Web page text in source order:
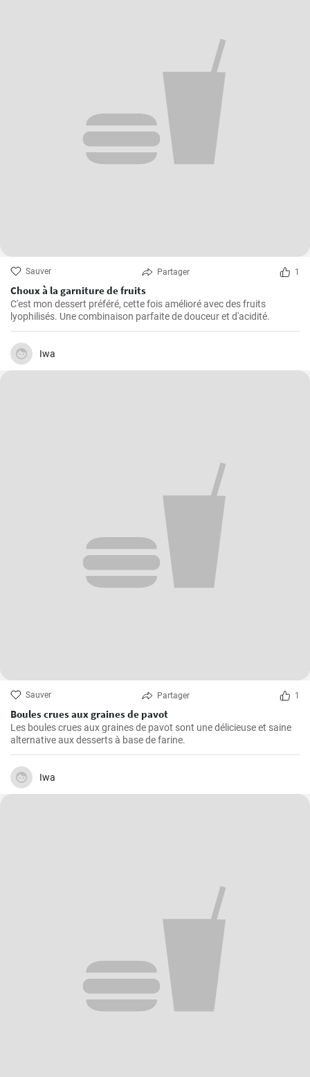
Sauver Partager 1
Choux à la garniture de fruits
C'est mon dessert préféré, cette fois amélioré avec des fruits
lyophilisés. Une combinaison parfaite de douceur et d'acidité.
Iwa
Sauver Partager 1
Boules crues aux graines de pavot
Les boules crues aux graines de pavot sont une délicieuse et saine
alternative aux desserts à base de farine.
Iwa